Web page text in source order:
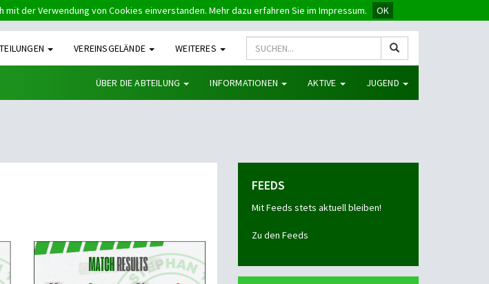
der Verwendung von Cookies einverstanden. Mehr dazu erfahren Sie im Impressum. OK
VEREINSGELÄNDE WEITERES
ÜBER DIE ABTEILUNG INFORMATIONEN AKTIVE JUGEND
FEEDS
Mit Feeds stets aktuell bleiben!
Zu den Feeds